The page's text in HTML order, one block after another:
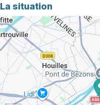
La situation